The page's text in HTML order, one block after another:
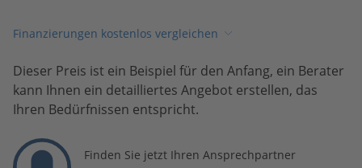
Finanzierungen kostenlos vergleichen
Dieser Preis ist ein Beispiel für den Anfang, ein Berater
kann Ihnen ein detailliertes Angebot erstellen, das
Ihren Bedürfnissen entspricht.
Finden Sie jetzt Ihren Ansprechpartner